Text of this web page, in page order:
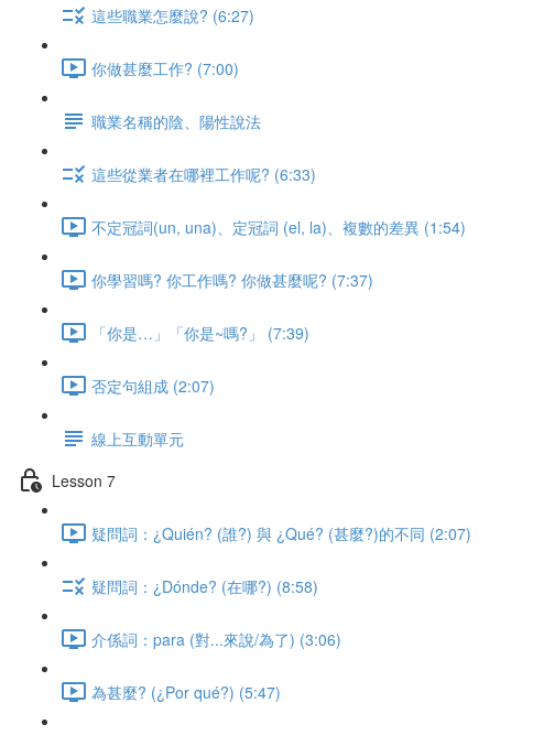
這些職業怎麼說? (6:27)
你做甚麼工作? (7:00)
職業名稱的陰、陽性說法
這些從業者在哪裡工作呢? (6:33)
不定冠詞(un, una)、定冠詞 (el, la)、複數的差異 (1:54)
你學習嗎? 你工作嗎? 你做甚麼呢? (7:37)
「你是…」「你是~嗎?」 (7:39)
否定句組成 (2:07)
線上互動單元
Lesson 7
疑問詞：¿Quién? (誰?) 與 ¿Qué? (甚麼?)的不同 (2:07)
疑問詞：¿Dónde? (在哪?) (8:58)
介係詞：para (對...來說/為了) (3:06)
為甚麼? (¿Por qué?) (5:47)